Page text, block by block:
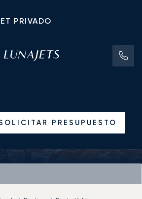
PRIVADO
PRESUPUESTO